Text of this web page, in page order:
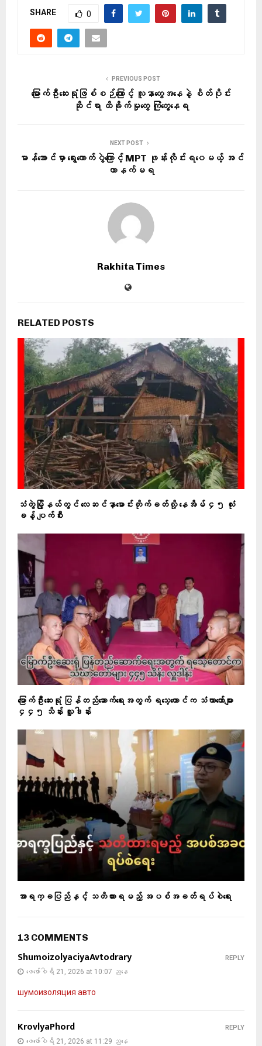
SHARE 0
PREVIOUS POST
မြောက်ဦးဆေးရုံဖြစ်စဉ်ကြောင့် လူနာတွေအနေနဲ့ စိတ်ပိုင်း
ဆိုင်ရာ ထိခိုက်မှုတွေ ကြုံတွေ့နေရ
NEXT POST
မာန်အောင်မှာ ရွေးကောက်ပွဲကြောင့် MPT ဖုန်းလိုင်းရပေမယ့် အင်
တာနက်မရ
Rakhita Times
RELATED POSTS
သံတွဲမြို့နယ်တွင် လေဆင်နှာမောင်းတိုက်ခတ်လို့ နေအိမ် ၄၅ လုံး
ခန့် ပျက်စီး
မြောက်ဦးဆေးရုံ ပြန်တည်ဆောက်ရေးအတွက် ရသေ့တောင်က သံဃာတော်များ
၄၄၅ သိန်း လှူဒါန်း
အာရက္ခပြည်နှင့် သတိထားရမည့် အပစ်အခတ်ရပ်စဲရေး
13 COMMENTS
ShumoizolyaciyaAvtodrary
ဖေ‌ဖော်ဝါရီ 21, 2026 at 10:07 ညနေ
шумоизоляция авто
REPLY
KrovlyaPhord
ဖေ‌ဖော်ဝါရီ 21, 2026 at 11:29 ညနေ
REPLY